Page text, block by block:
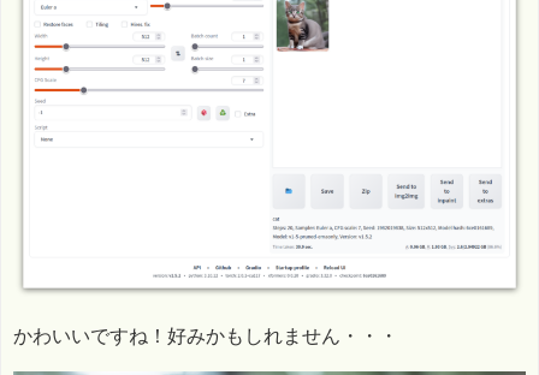
かわいいですね！好みかもしれません・・・